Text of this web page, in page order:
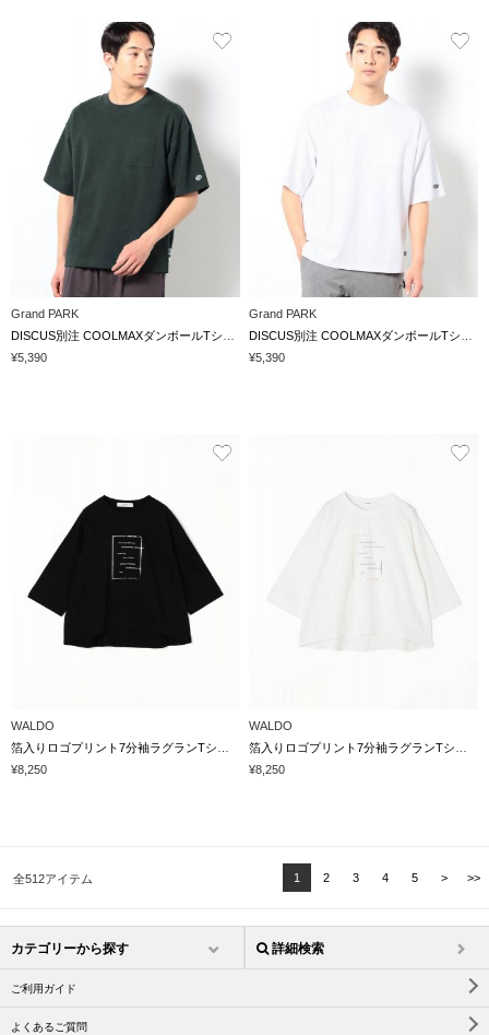
Grand PARK
¥5,390
Grand PARK
¥5,390
WALDO
¥8,250
WALDO
¥8,250
全512アイテム 1 2 3 4 5 > >>
カテゴリーから探す 詳細検索
ご利用ガイド
よくあるご質問